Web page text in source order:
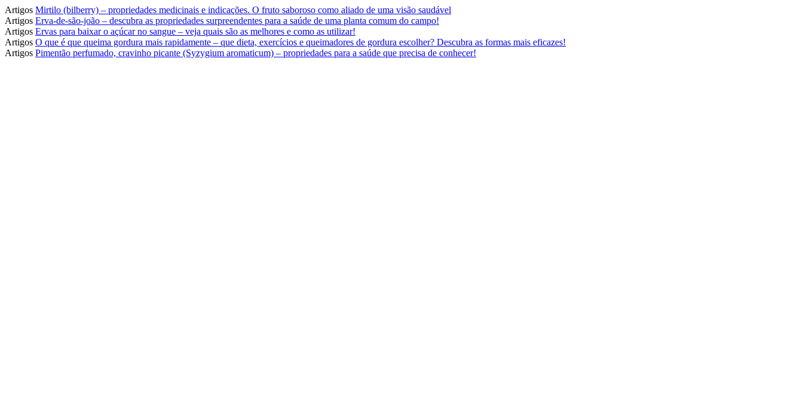
Artigos Mirtilo (bilberry) – propriedades medicinais e indicações. O fruto saboroso como aliado de uma visão saudável
Artigos Erva-de-são-joão – descubra as propriedades surpreendentes para a saúde de uma planta comum do campo!
Artigos Ervas para baixar o açúcar no sangue – veja quais são as melhores e como as utilizar!
Artigos O que é que queima gordura mais rapidamente – que dieta, exercícios e queimadores de gordura escolher? Descubra as formas mais eficazes!
Artigos Pimentão perfumado, cravinho picante (Syzygium aromaticum) – propriedades para a saúde que precisa de conhecer!